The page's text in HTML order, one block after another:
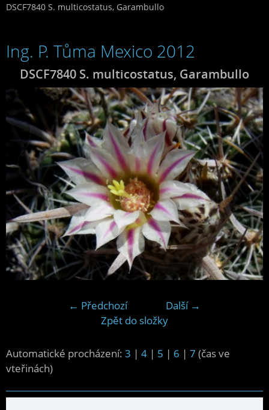
DSCF7840 S. multicostatus, Garambullo
Ing. P. Tůma Mexico 2012
DSCF7840 S. multicostatus, Garambullo
← Předchozí
Další →
Zpět do složky
Automatické procházení: 3 | 4 | 5 | 6 | 7 (čas ve
vteřinách)